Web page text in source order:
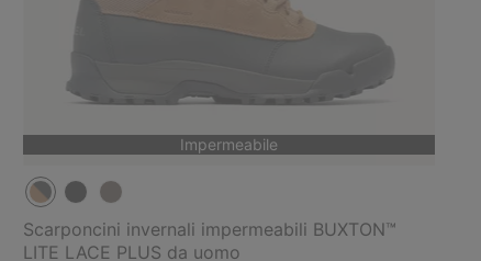
Impermeabile
Scarponcini invernali impermeabili BUXTON™
LITE LACE PLUS da uomo